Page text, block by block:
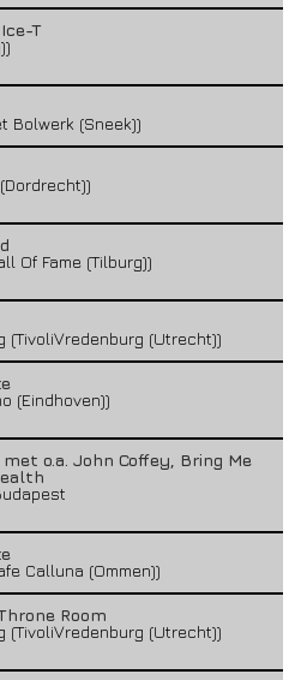
T
Bolwerk (Sneek))
Of Fame (Tilburg))
(TivoliVredenburg (Utrecht))
(Eindhoven))
o.a. John Coffey, Bring Me
Calluna (Ommen))
Room
(TivoliVredenburg (Utrecht))